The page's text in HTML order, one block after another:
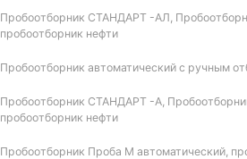
Пробоотборник СТАНДАРТ -АЛ,
пробоотборник нефти
Пробоотборник автоматический с ручным
Пробоотборник СТАНДАРТ -А,
пробоотборник нефти
Пробоотборник Проба М автоматический,